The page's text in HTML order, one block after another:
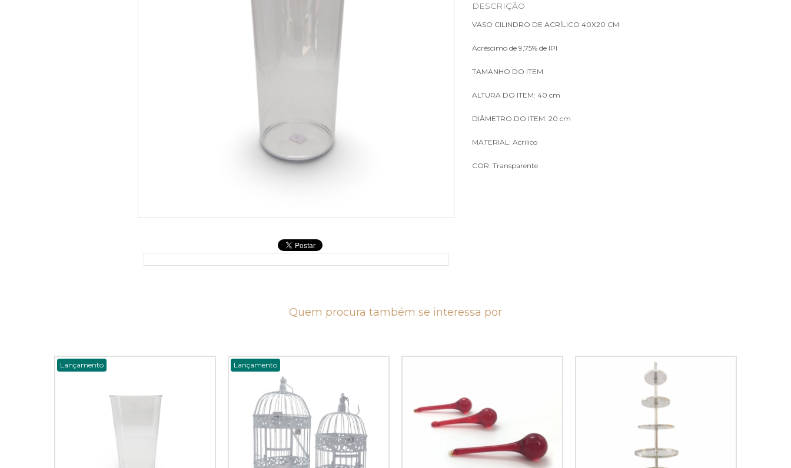
DESCRIÇÃO
VASO CILINDRO DE ACRÍLICO 40X20 CM
Acréscimo de 9,75% de IPI
TAMANHO DO ITEM:
ALTURA DO ITEM: 40 cm
DIÂMETRO DO ITEM: 20 cm
MATERIAL: Acrílico
COR: Transparente
Quem procura também se interessa por
Lançamento Lançamento